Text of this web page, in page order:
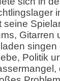
seine
Gitarren
singen
Politik